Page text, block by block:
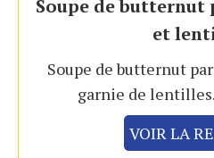
Soupe de butternut
et
Soupe de butternut
garnie de
VOIR LA